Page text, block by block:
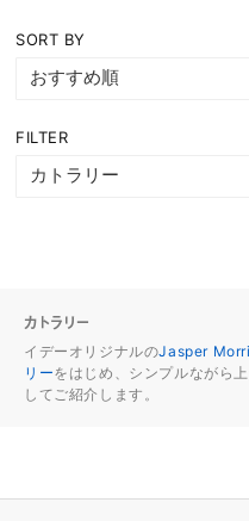
SORT BY
FILTER
カトラリー
イデーオリジナルのJasper
リーをはじめ、シンプルながら
してご紹介します。